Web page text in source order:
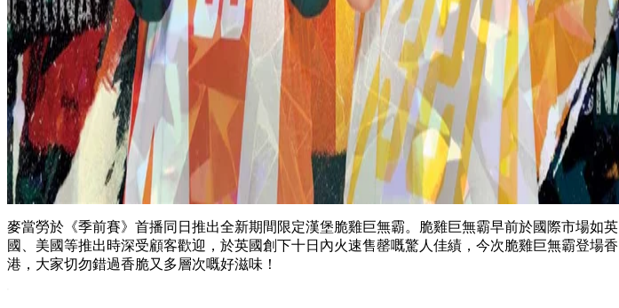
麥當勞於《季前賽》首播同日推出全新期間限定漢堡脆雞巨無霸。脆雞巨無霸早前於國際市場如英
國、美國等推出時深受顧客歡迎，於英國創下十日內火速售罄嘅驚人佳績，今次脆雞巨無霸登場香
港，大家切勿錯過香脆又多層次嘅好滋味！